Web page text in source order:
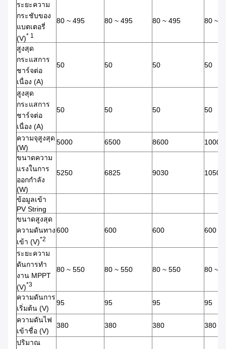
ระยะความ
กระชับของ
แบตเตอรี่
(V)* 1
80 ~ 495 80 ~ 495 80 ~ 495 80 ~
สูงสุด
กระแสการ
ชาร์จต่อ
เนื่อง (A)
50 50 50 50
สูงสุด
กระแสการ
ชาร์จต่อ
เนื่อง (A)
50 50 50 50
ความจุสูงสุด
(W)
5000 6500 8600
10000
ขนาดความ
แรงในการ
ออกกําลัง
(W)
5250 6825 9030 10500
ข้อมูลเข้า
PV String
ขนาดสูงสุด
ความดันทาง
เข้า (V)*2
600 600 600 600
ระยะความ
ดันการทํา
งาน MPPT
(V)*3
80 ~ 550 80 ~ 550 80 ~ 550 80 ~
ความดันการ
เริ่มต้น (V)
95 95 95 95
ความดันไฟ
เข้าชื่อ (V)
380 380 380 380
ปริมาณ